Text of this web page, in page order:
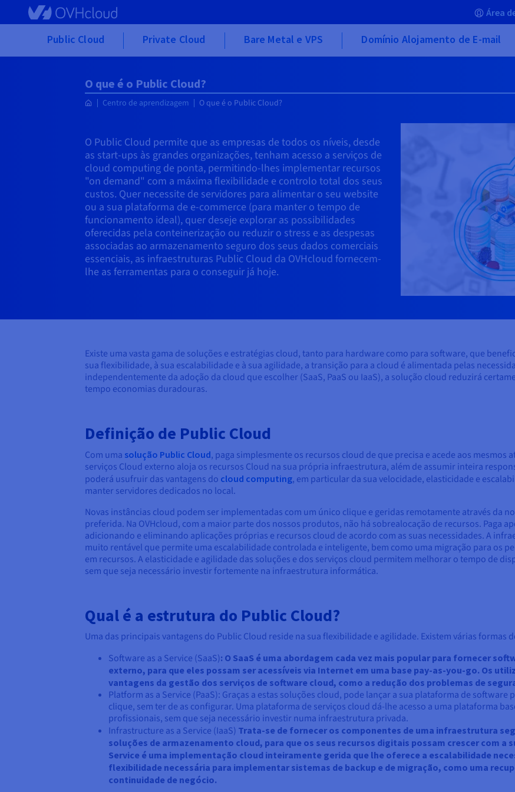
Skip to main content Área
Public Cloud Private Cloud Bare Metal e VPS Domínio Alojamento de E-mail
O que é o Public Cloud?
Centro de aprendizagem O que é o Public Cloud?
O Public Cloud permite que as empresas de todos os níveis, desde
as start-ups às grandes organizações, tenham acesso a serviços de
cloud computing de ponta, permitindo-lhes implementar recursos
"on demand" com a máxima flexibilidade e controlo total dos seus
custos. Quer necessite de servidores para alimentar o seu website
ou a sua plataforma de e-commerce (para manter o tempo de
funcionamento ideal), quer deseje explorar as possibilidades
oferecidas pela conteinerização ou reduzir o stress e as despesas
associadas ao armazenamento seguro dos seus dados comerciais
essenciais, as infraestruturas Public Cloud da OVHcloud fornecem-
lhe as ferramentas para o conseguir já hoje.
Existe uma vasta gama de soluções e estratégias cloud, tanto para hardware como para software, que
sua flexibilidade, à sua escalabilidade e à sua agilidade, a transição para a cloud é alimentada pelas
independentemente da adoção da cloud que escolher (SaaS, PaaS ou IaaS), a solução cloud reduzirá
tempo economias duradouras.
Definição de Public Cloud
Com uma solução Public Cloud, paga simplesmente os recursos cloud de que precisa e acede aos mesmos
serviços Cloud externo aloja os recursos Cloud na sua própria infraestrutura, além de assumir inteira
poderá usufruir das vantagens do cloud computing, em particular da sua velocidade, elasticidade e
manter servidores dedicados no local.
Novas instâncias cloud podem ser implementadas com um único clique e geridas remotamente através da
preferida. Na OVHcloud, com a maior parte dos nossos produtos, não há sobrealocação de recursos. Paga
adicionando e eliminando aplicações próprias e recursos cloud de acordo com as suas necessidades. A
muito rentável que permite uma escalabilidade controlada e inteligente, bem como uma migração para os
em recursos. A elasticidade e agilidade das soluções e dos serviços cloud permitem melhorar o tempo de
sem que seja necessário investir fortemente na infraestrutura informática.
Qual é a estrutura do Public Cloud?
Uma das principais vantagens do Public Cloud reside na sua flexibilidade e agilidade. Existem várias
Software as a Service (SaaS): O SaaS é uma abordagem cada vez mais popular para fornecer
externo, para que eles possam ser acessíveis via Internet em uma base pay-as-you-go. Os
vantagens da gestão dos serviços de software cloud, como a redução dos problemas de
Platform as a Service (PaaS): Graças a estas soluções cloud, pode lançar a sua plataforma de
clique, sem ter de as configurar. Uma plataforma de serviços cloud dá-lhe acesso a uma plataforma
profissionais, sem que seja necessário investir numa infraestrutura privada.
Infrastructure as a Service (IaaS) Trata-se de fornecer os componentes de uma infraestrutura
soluções de armazenamento cloud, para que os seus recursos digitais possam crescer com a
Service é uma implementação cloud inteiramente gerida que lhe oferece a escalabilidade
flexibilidade necessária para implementar sistemas de backup e de migração, como uma
continuidade de negócio.